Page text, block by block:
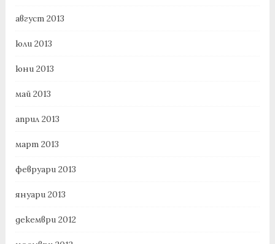
август 2013
юли 2013
юни 2013
май 2013
април 2013
март 2013
февруари 2013
януари 2013
декември 2012